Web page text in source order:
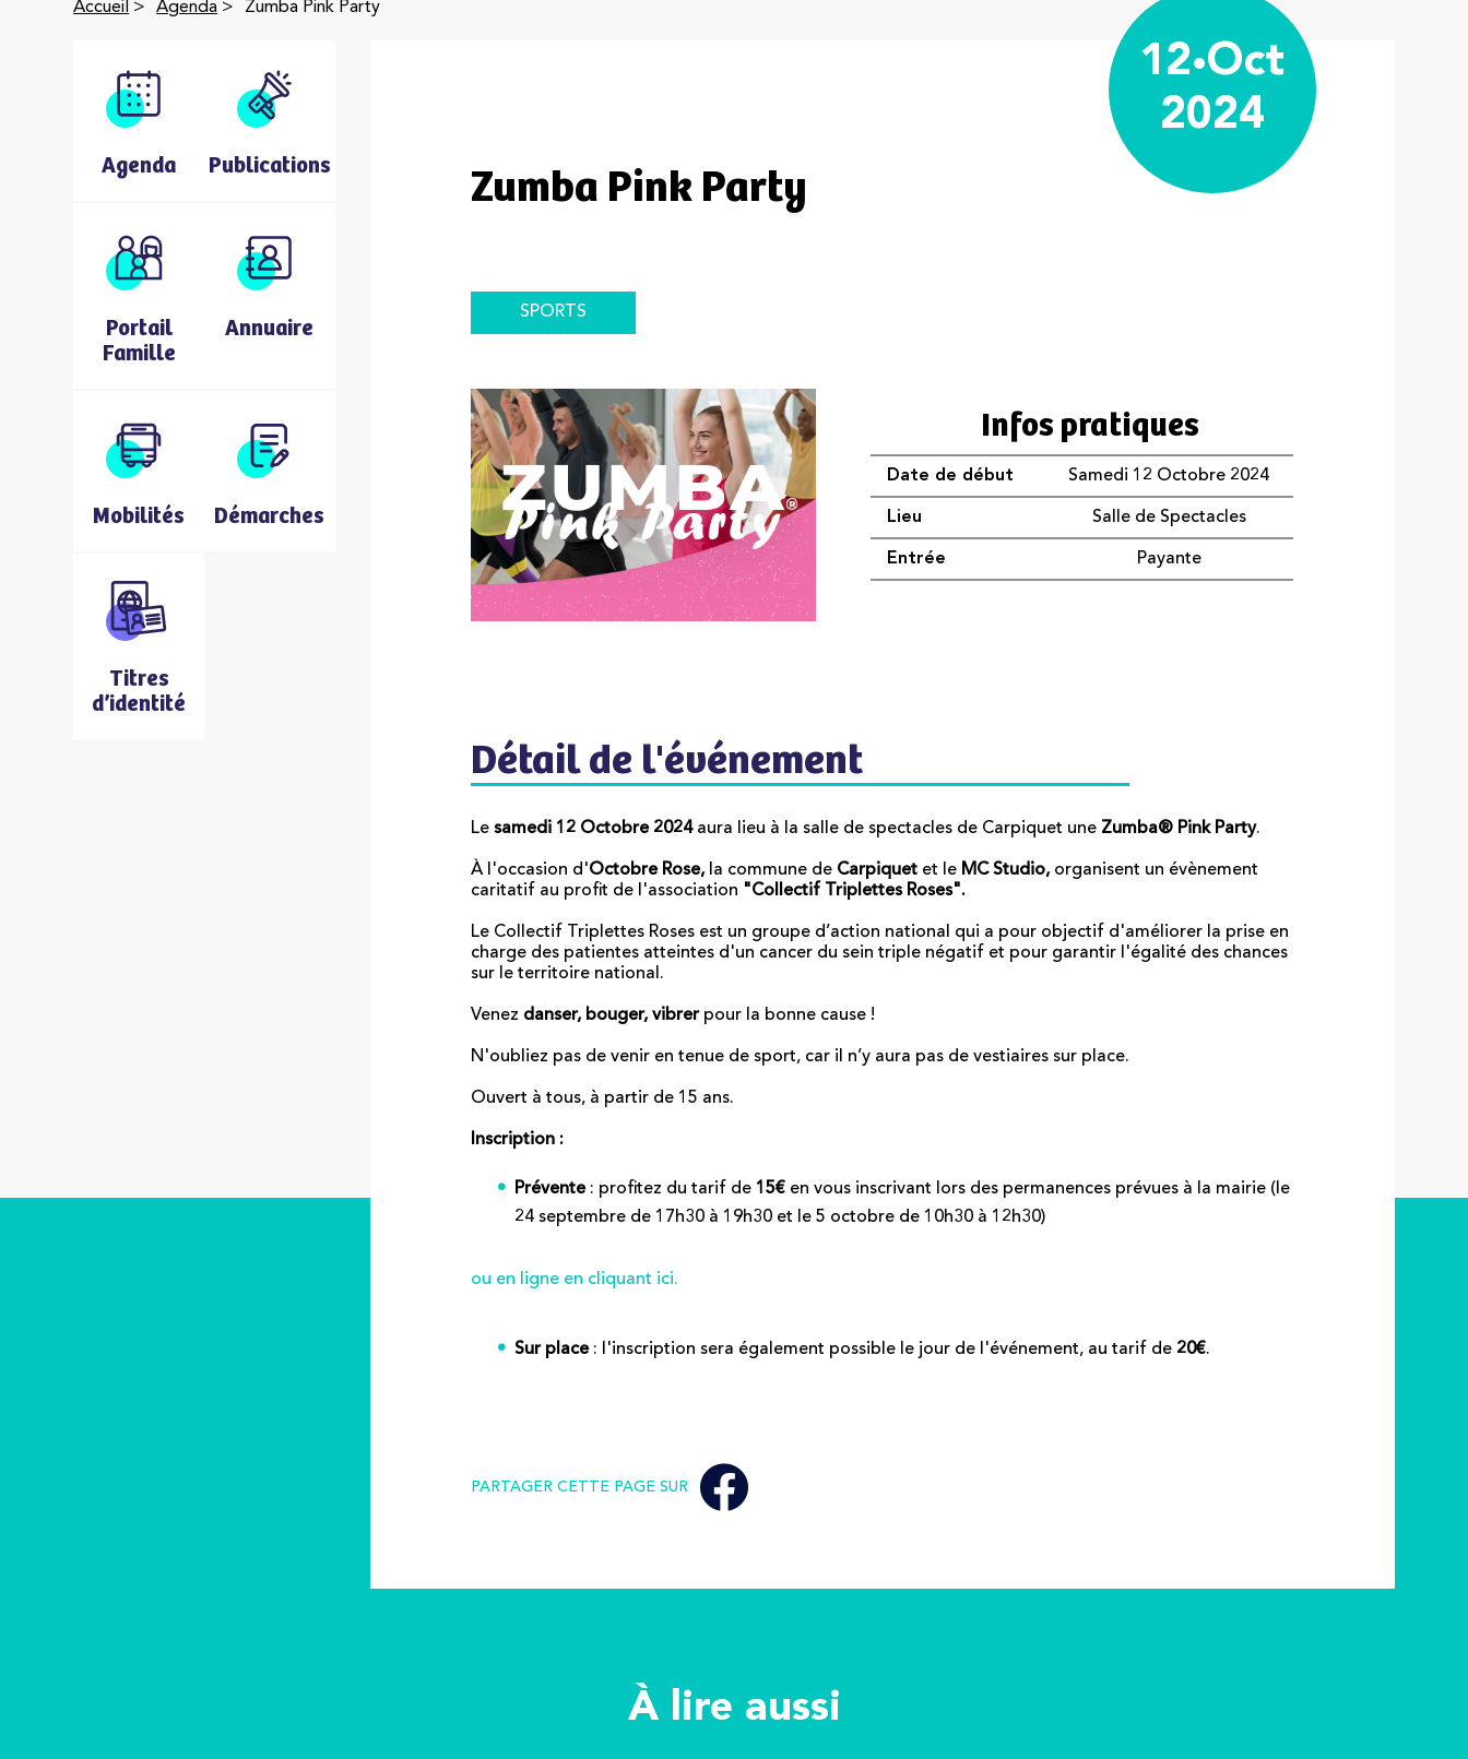
Accueil > Agenda > Zumba Pink Party
Agenda Publications
Portail
Famille
Annuaire
Mobilités Démarches
Titres
d’identité
Zumba Pink Party
12 Oct
2024
SPORTS
Infos pratiques
Date de début Samedi 12 Octobre 2024
Lieu Salle de Spectacles
Entrée Payante
Détail de l'événement
Lesamedi 12 Octobre 2024 aura lieu à la salle de spectacles de Carpiquet une Zumba® Pink Party.
À l'occasion d'Octobre Rose, la commune de Carpiquet et le MC Studio, organisent un évènement
caritatif au profit de l'association "Collectif Triplettes Roses".
Le Collectif Triplettes Roses est un groupe d’action national qui a pour objectif d'améliorer la prise en
charge des patientes atteintes d'un cancer du sein triple négatif et pour garantir l'égalité des chances
sur le territoire national.
Venez danser, bouger, vibrerpour la bonne cause !
N'oubliez pas de venir en tenue de sport, car il n’y aura pas de vestiaires sur place.
Ouvert à tous, à partir de 15 ans.
Inscription :
Prévente: profitez du tarif de 15€ en vous inscrivant lors des permanences prévues à la mairie (le
24 septembre de 17h30 à 19h30 et le 5 octobre de 10h30 à 12h30)
ou en ligne en cliquant ici.
Sur place: l'inscription sera également possible le jour de l'événement, au tarif de 20€.
PARTAGER CETTE PAGE SUR
À lire aussi